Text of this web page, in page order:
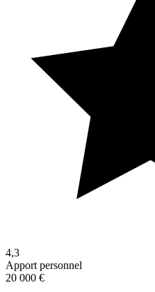
4,3
Apport personnel
20 000 €